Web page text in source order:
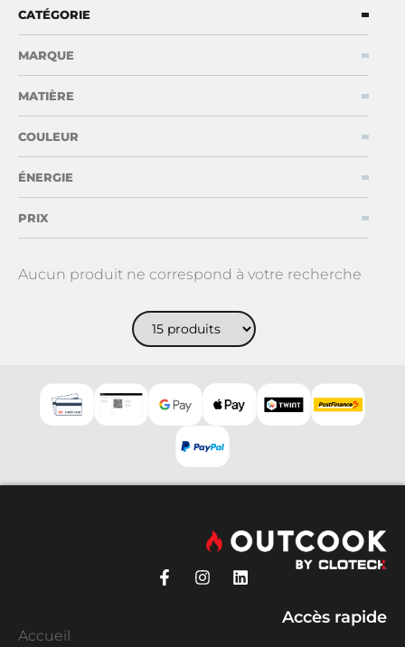
CATÉGORIE
MARQUE
MATIÈRE
COULEUR
ÉNERGIE
PRIX
Aucun produit ne correspond à votre recherche
Accès rapide
Accueil